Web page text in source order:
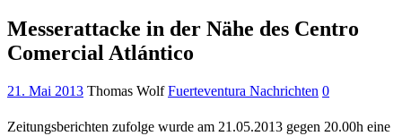
Messerattacke in der Nähe des Centro
Comercial Atlántico
21. Mai 2013 Thomas Wolf Fuerteventura Nachrichten 0
Zeitungsberichten zufolge wurde am 21.05.2013 gegen 20.00h eine